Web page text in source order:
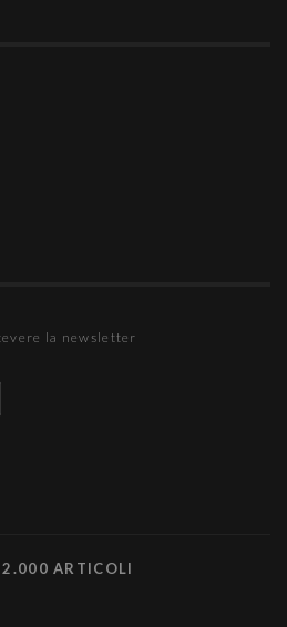
la newsletter
ARTICOLI